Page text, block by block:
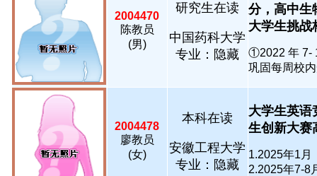
2004470
陈教员
(男)
研究生在读
中国药科大学
专业：隐藏
分，高中生
大学生挑战
①2022 年 7-
巩固每周校
2004478
廖教员
(女)
本科在读
安徽工程大学
专业：隐藏
大学生英语
生创新大赛
1.2025年1月
2.2025年7-8